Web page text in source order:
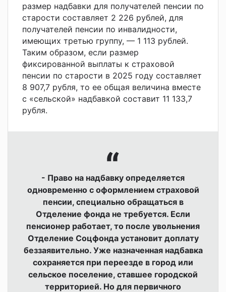
размер надбавки для получателей пенсии по
старости составляет 2 226 рублей, для
получателей пенсии по инвалидности,
имеющих третью группу, — 1 113 рублей.
Таким образом, если размер
фиксированной выплаты к страховой
пенсии по старости в 2025 году составляет
8 907,7 рубля, то ее общая величина вместе
с «сельской» надбавкой составит 11 133,7
рубля.
- Право на надбавку определяется
одновременно с оформлением страховой
пенсии, специально обращаться в
Отделение фонда не требуется. Если
пенсионер работает, то после увольнения
Отделение Соцфонда установит доплату
беззаявительно. Уже назначенная надбавка
сохраняется при переезде в город или
сельское поселение, ставшее городской
территорией. Но для первичного